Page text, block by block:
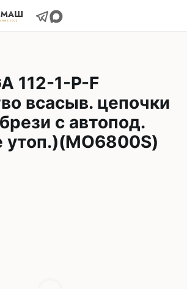
112-1-P-F
всасыв. цепочки
с автопод.
утоп.)(MO6800S)